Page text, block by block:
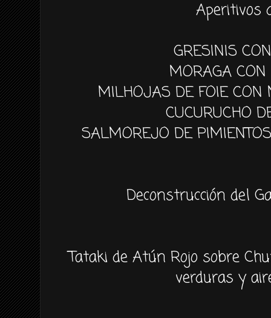
Aperitivos
GRESINIS
MORAGA
MILHOJAS DE FOIE
CUCURUCHO
SALMOREJO DE
Deconstrucción del
Tataki de Atún Rojo sobre
verduras y